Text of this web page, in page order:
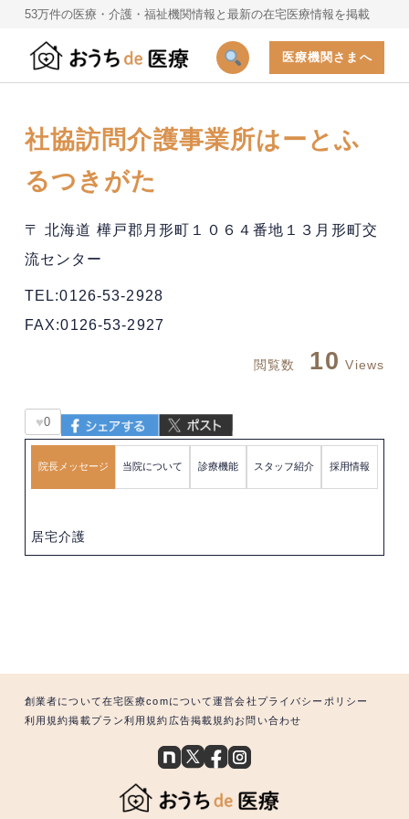
53万件の医療・介護・福祉機関情報と最新の在宅医療情報を掲載
医療機関さまへ
社協訪問介護事業所はーとふ
るつきがた
〒 北海道 樺戸郡月形町１０６４番地１３月形町交
流センター
TEL:0126-53-2928
FAX:0126-53-2927
閲覧数 10 Views
♥0
院長メッセージ 当院について 診療機能 スタッフ紹介 採用情報
居宅介護
創業者について在宅医療comについて運営会社 プライバシーポリシー
利用規約掲載プラン利用規約 広告掲載規約お問い合わせ